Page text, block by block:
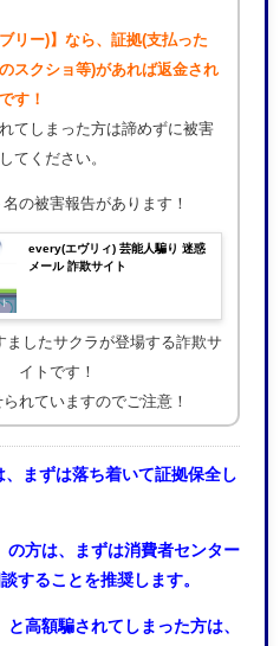
リー)】なら、証拠(支払った
スクショ等)があれば返金され
す！
てしまった方は諦めずに被害
てください。
の被害報告があります！
every(エヴリィ) 芸能人騙り 迷惑
メール 詐欺サイト
ましたサクラが登場する詐欺サ
イトです！
れていますのでご注意！
まずは落ち着いて証拠保全し
方は、まずは消費者センター
することを推奨します。
高額騙されてしまった方は、